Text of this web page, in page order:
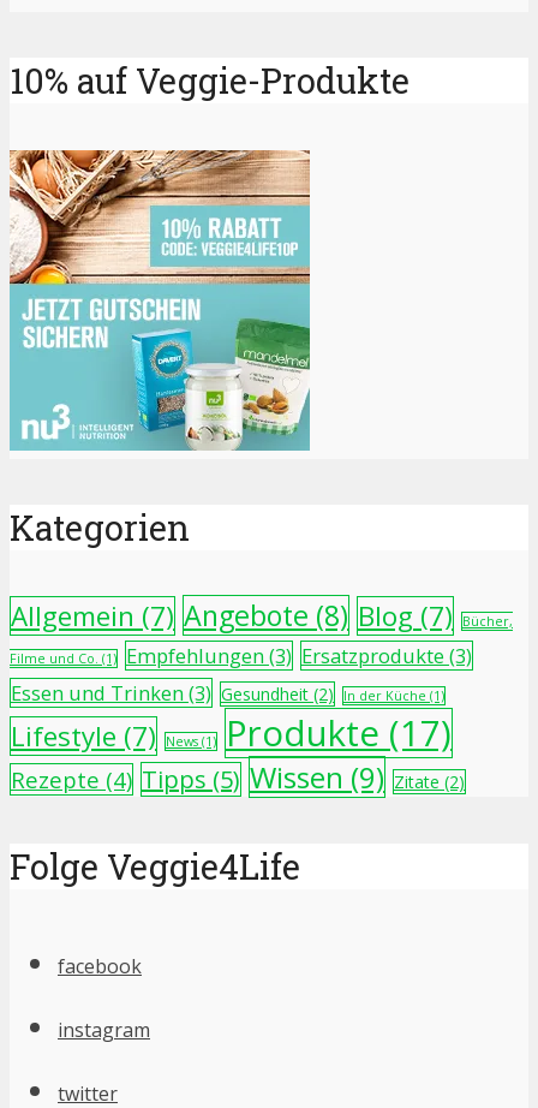
10% auf Veggie-Produkte
Kategorien
Allgemein (7) Angebote (8) Blog (7) Bücher,
Filme und Co. (1) Empfehlungen(3) Ersatzprodukte (3)
Essen und Trinken(3) Gesundheit (2) In der Küche (1)
Lifestyle (7) News (1) Produkte (17)
Rezepte (4) Tipps (5) Wissen (9) Zitate (2)
Folge Veggie4Life
facebook
instagram
twitter